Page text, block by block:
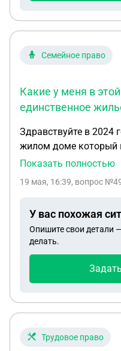
Семейное право
Какие у меня в
единственное
Здравствуйте в 2024
жилом доме который
квартира оформлена
расселить еще в 2025
Хотела уточнить по
что так как я уже
была признана
договоре купли
какое то заявление,
переселять? Какие у
Показать полностью
19 мая, 16:39, вопрос
У вас похожая
Опишите свои детали
делать.
Трудовое право